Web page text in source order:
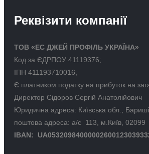
Реквізити компанії
ТОВ «ЕС ДЖЕЙ ПРОФІЛЬ УКРАЇНА»
Код за ЄДРПОУ 41119376;
ІПН 411193710016,
Є платником податку на прибуток на
Директор Сідоров Сергій Анатолійович
Юридична адреса: Київська обл.,
поштова адреса: а/с 113, м.Київ, 02099
IBAN: